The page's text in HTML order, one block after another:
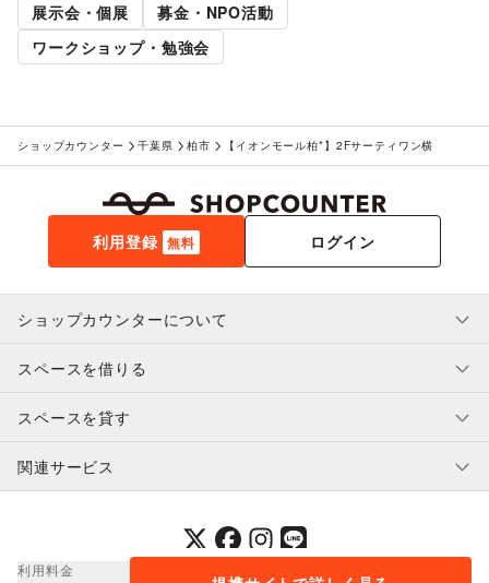
利用料金
展示会・個展
募金・NPO活動
ワークショップ・勉強会
ショップカウンター 千葉県 柏市 【イオンモール柏*】2Fサーティワン横
利用登録 無料 ログイン
ショップカウンターについて
利用規約・ガイドライン
特定商取引法に基づく表示
補償プログラム
スペースを借りる
スペースを借りたい人へ
ユーザー利用規約
提携パートナー
スペースを貸す
スペースを貸したい方へ
オーナー利用規約
関連サービス
SHOPCOUNTER MAGAZINE
ショップカウンターエンタープライズ
運営会社 採用情報 プレスリリース